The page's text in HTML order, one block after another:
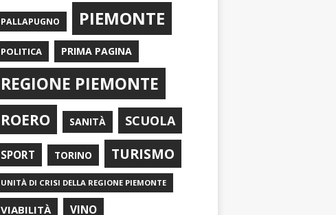
PALLAPUGNO PIEMONTE
POLITICA PRIMA PAGINA
REGIONE PIEMONTE
ROERO SANITÀ SCUOLA
SPORT TORINO TURISMO
UNITÀ DI CRISI DELLA REGIONE PIEMONTE
VIABILITÀ VINO